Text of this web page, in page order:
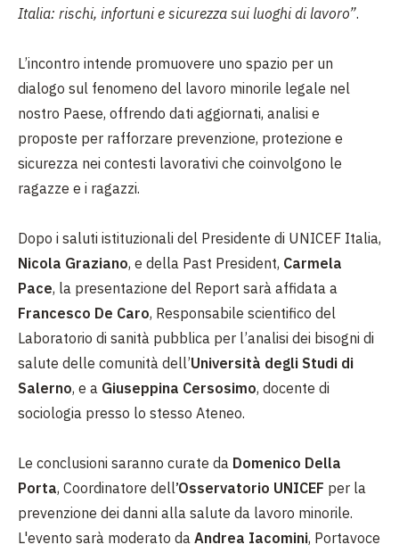
Italia: rischi, infortuni e sicurezza sui luoghi di lavoro”.
L’incontro intende promuovere uno spazio per un
dialogo sul fenomeno del lavoro minorile legale nel
nostro Paese, offrendo dati aggiornati, analisi e
proposte per rafforzare prevenzione, protezione e
sicurezza nei contesti lavorativi che coinvolgono le
ragazze e i ragazzi.
Dopo i saluti istituzionali del Presidente di UNICEF Italia,
Nicola Graziano, e della Past President, Carmela
Pace, la presentazione del Report sarà affidata a
Francesco De Caro, Responsabile scientifico del
Laboratorio di sanità pubblica per l’analisi dei bisogni di
salute delle comunità dell’Università degli Studi di
Salerno, e a Giuseppina Cersosimo, docente di
sociologia presso lo stesso Ateneo.
Le conclusioni saranno curate da Domenico Della
Porta, Coordinatore dell’Osservatorio UNICEF per la
prevenzione dei danni alla salute da lavoro minorile.
L'evento sarà moderato da Andrea Iacomini, Portavoce